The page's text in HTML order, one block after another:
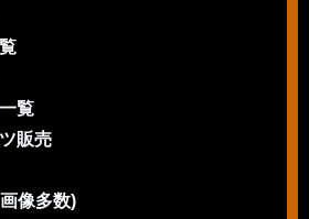
覧
販売
像多数)